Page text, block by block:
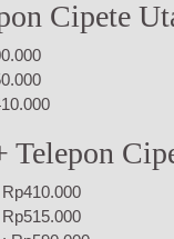
Cipete
Telepon